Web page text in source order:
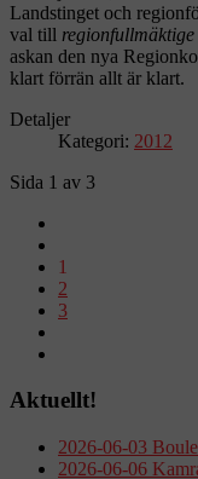
Landstinget och
val till regionfullmäktige
askan den nya
klart förrän allt är klart.
Detaljer
Kategori: 2012
Sida 1 av 3
1
2
3
Aktuellt!
2026-06-03
2026-06-06